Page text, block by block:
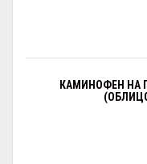
КАМИНОФЕН НА